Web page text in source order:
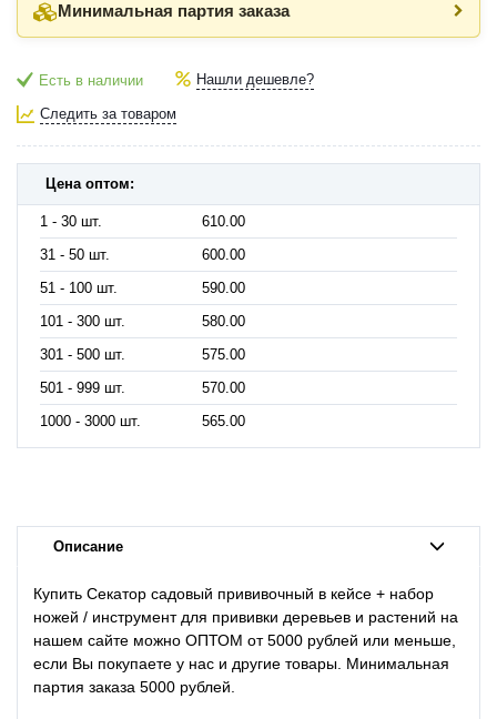
Минимальная партия заказа
Есть в наличии Нашли дешевле?
Следить за товаром
Цена оптом:
1 - 30 шт.
610.00
31 - 50 шт.
600.00
51 - 100 шт.
590.00
101 - 300 шт.
580.00
301 - 500 шт.
575.00
501 - 999 шт.
570.00
1000 - 3000 шт.
565.00
Описание
Купить Секатор садовый прививочный в кейсе + набор
ножей / инструмент для прививки деревьев и растений на
нашем сайте можно ОПТОМ от 5000 рублей или меньше,
если Вы покупаете у нас и другие товары. Минимальная
партия заказа 5000 рублей.